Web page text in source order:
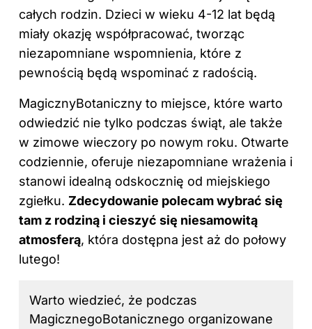
całych rodzin. Dzieci w wieku 4-12 lat będą
miały okazję współpracować, tworząc
niezapomniane wspomnienia, które z
pewnością będą wspominać z radością.
MagicznyBotaniczny to miejsce, które warto
odwiedzić nie tylko podczas świąt, ale także
w zimowe wieczory po nowym roku. Otwarte
codziennie, oferuje niezapomniane wrażenia i
stanowi idealną odskocznię od miejskiego
zgiełku. Zdecydowanie polecam wybrać się
tam z rodziną i cieszyć się niesamowitą
atmosferą, która dostępna jest aż do połowy
lutego!
Warto wiedzieć, że podczas
MagicznegoBotanicznego organizowane